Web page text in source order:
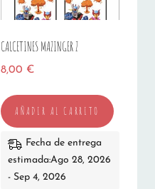
CALCETINES MAZINGER Z
8,00 €
AÑADIR AL CARRITO
Fecha de entrega
estimada:Ago 28, 2026
- Sep 4, 2026